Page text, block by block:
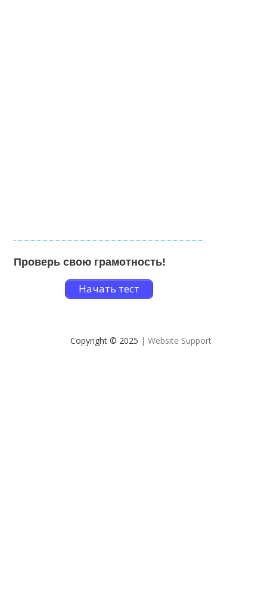
Проверь свою грамотность!
Начать тест
Copyright © 2025 | Website Support